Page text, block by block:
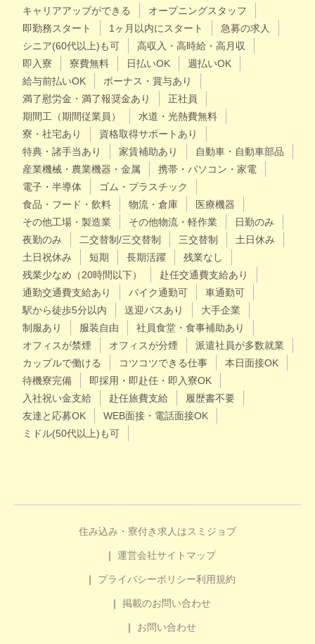
キャリアアップができる
オープニングスタッフ
即勤務スタート
1ヶ月以内にスタート
急募の求人
シニア(60代以上)も可
高収入・高時給・高月収
即入寮
寮費無料 日払いOK
週払いOK
給与前払いOK
ボーナス・賞与あり
満了慰労金・満了報奨金あり
正社員
期間工（期間従業員）
水道・光熱費無料
寮・社宅あり
資格取得サポートあり
特典・諸手当あり
家賃補助あり
自動車・自動車部品
産業機械・農業機器・金属
携帯・パソコン・家電
電子・半導体
ゴム・プラスチック
食品・フード・飲料
物流・倉庫
医療機器
その他工場・製造業
その他物流・軽作業
日勤のみ
夜勤のみ
二交替制/三交替制 三交替制
土日休み
土日祝休み
短期 長期活躍
残業なし
残業少なめ（20時間以下）
赴任交通費支給あり
通勤交通費支給あり
バイク通勤可
車通勤可
駅から徒歩5分以内
送迎バスあり
大手企業
制服あり
服装自由
社員食堂・食事補助あり
オフィスが禁煙
オフィスが分煙
派遣社員が多数就業
カップルで働ける
コツコツできる仕事
本日面接OK
待機寮完備
即採用・即赴任・即入寮OK
入社祝い金支給
赴任旅費支給
履歴書不要
友達と応募OK
WEB面接・電話面接OK
ミドル(50代以上)も可
住み込み・寮付き求人はスミジョブ
運営会社サイトマップ
プライバシーポリシー利用規約
掲載のお問い合わせ
お問い合わせ